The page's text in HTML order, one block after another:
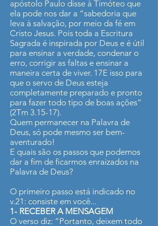
apóstolo Paulo disse à Timóteo que
ela pode nos dar a “sabedoria que
leva à salvação, por meio da fé em
Cristo Jesus. Pois toda a Escritura
Sagrada é inspirada por Deus e é útil
para ensinar a verdade, condenar o
erro, corrigir as faltas e ensinar a
maneira certa de viver. 17E isso para
que o servo de Deus esteja
completamente preparado e pronto
para fazer todo tipo de boas ações”
(2Tm 3.15-17).
Quem permanecer na Palavra de
Deus, só pode mesmo ser bem-
aventurado!
E quais são os passos que podemos
dar a fim de ficarmos enraizados na
Palavra de Deus?
O primeiro passo está indicado no
v.21: consiste em você...
1- RECEBER A MENSAGEM
O verso diz: “Portanto, deixem todo